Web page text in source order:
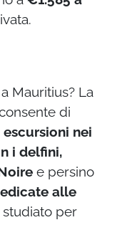
Mauritius? La
di
escursioni nei
i delfini,
e persino
alle
per